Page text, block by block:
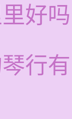
好吗
行